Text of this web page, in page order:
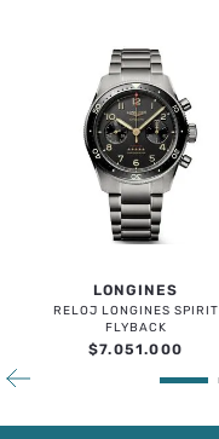
LONGINES
RELOJ LONGINES SPIRIT
FLYBACK
$7.051.000